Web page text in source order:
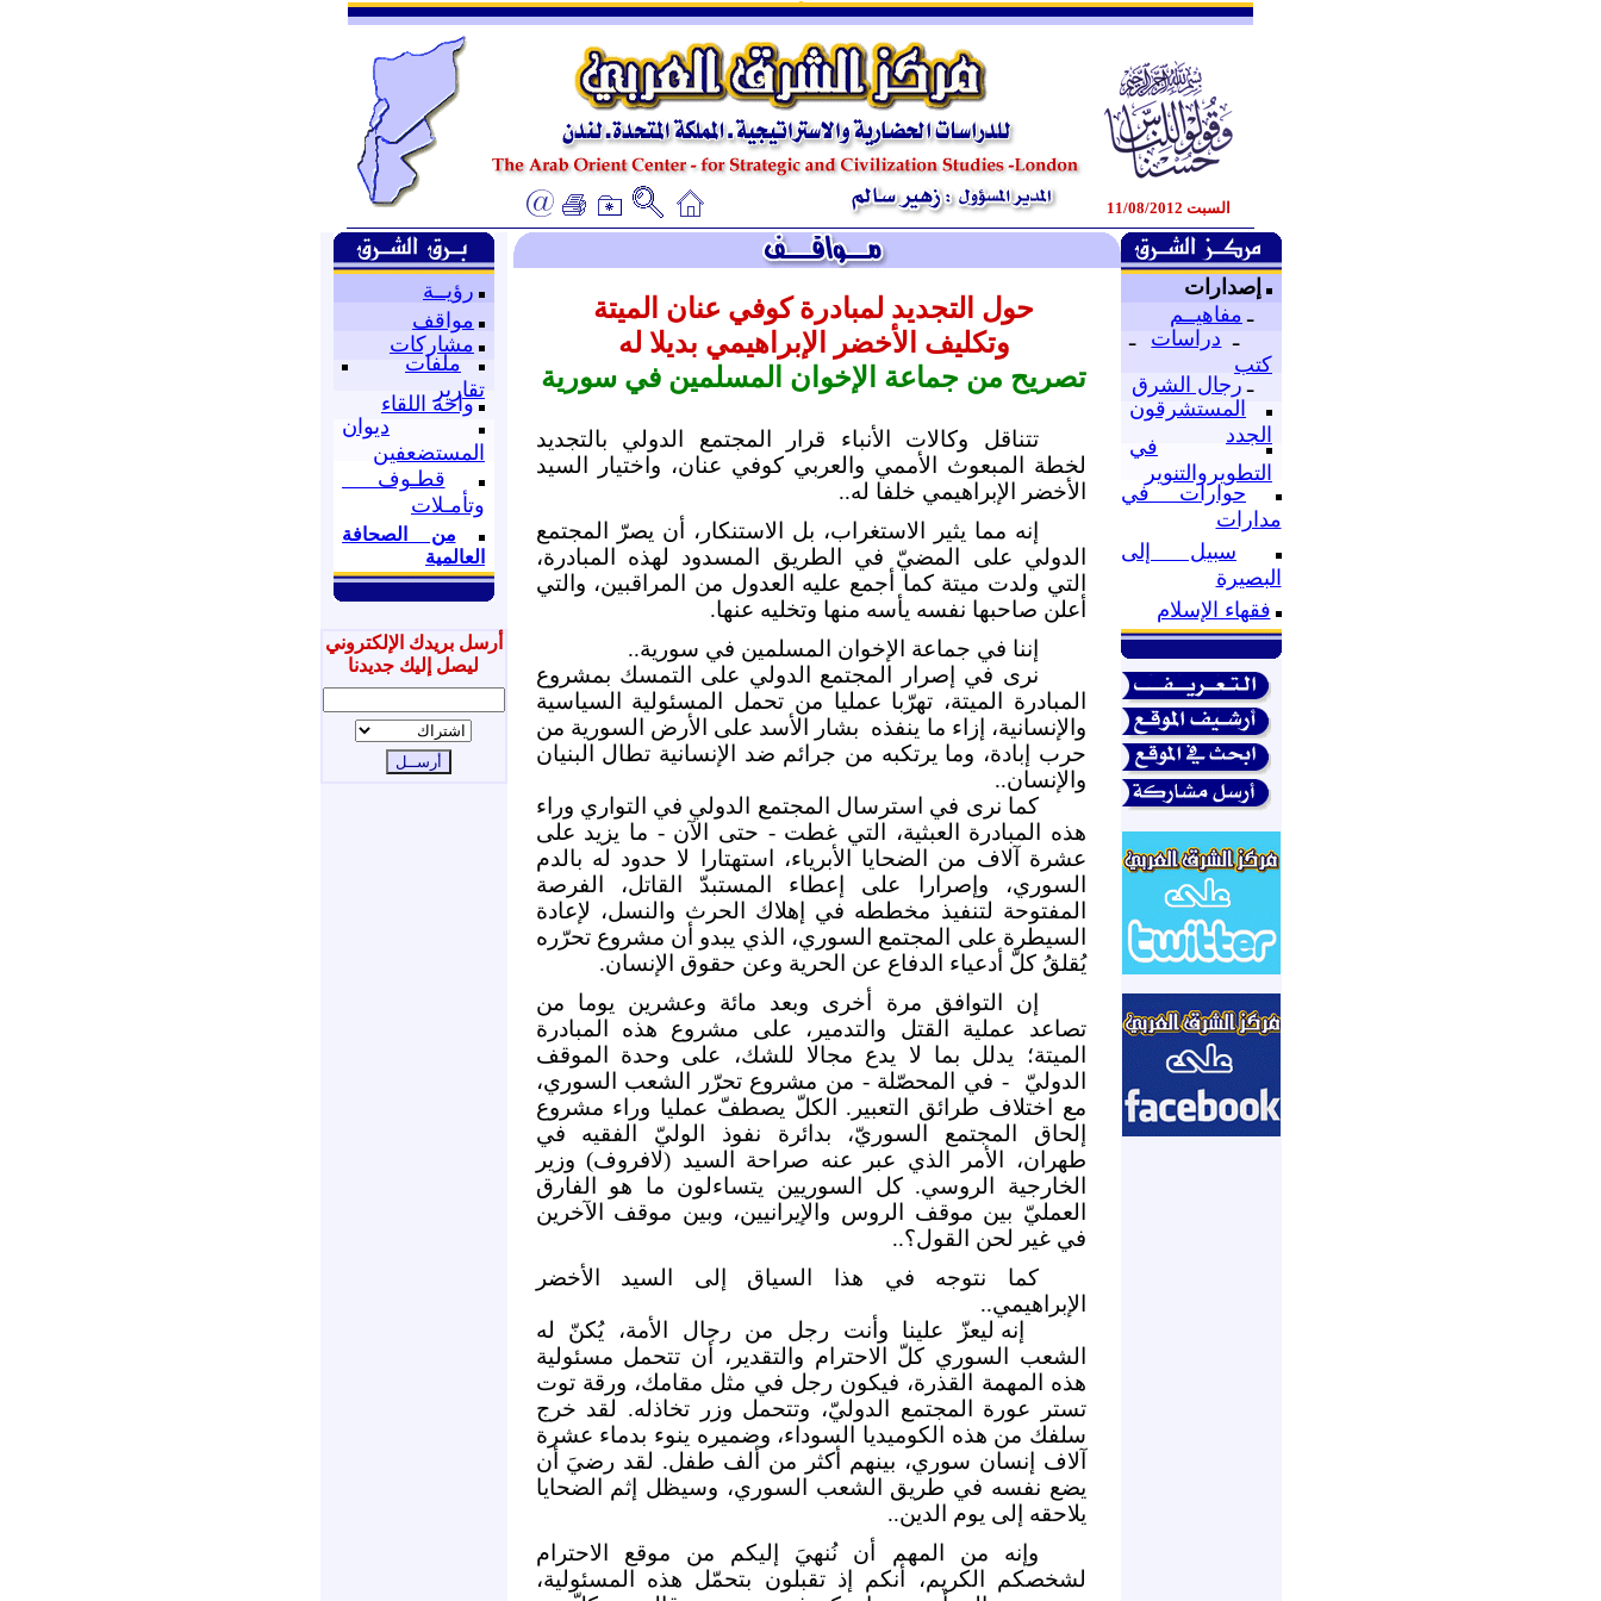
ـ
ـ
السبت 11/08/2012
رؤيــة
مواقف
مشاركات
ملفات
تقارير
واحة اللقاء
ديوان
المستضعفين
قطـوف
وتأمـلات
من الصحافة
العالمية
أرسل بريدك الإلكتروني
ليصل إليك جديدنا
إصدارات
ـ مفاهيــم
ـ دراسات
ـ
كتب
ـ رجال الشرق
المستشرقون
الجدد
في
التطويروالتنوير
حوارات في
مدارات
سبيل إلى
البصيرة
فقهاء الإسلام
حول التجديد لمبادرة كوفي عنان الميتة
وتكليف الأخضر الإبراهيمي بديلا له
تصريح من جماعة الإخوان المسلمين في سورية
تتناقل وكالات الأنباء قرار المجتمع الدولي بالتجديد
لخطة المبعوث الأممي والعربي كوفي عنان، واختيار السيد
الأخضر الإبراهيمي خلفا له..
إنه مما يثير الاستغراب، بل الاستنكار، أن يصرّ المجتمع
الدولي على المضيّ في الطريق المسدود لهذه المبادرة،
التي ولدت ميتة كما أجمع عليه العدول من المراقبين، والتي
أعلن صاحبها نفسه يأسه منها وتخليه عنها.
إننا في جماعة الإخوان المسلمين في سورية..
نرى في إصرار المجتمع الدولي على التمسك بمشروع
المبادرة الميتة، تهرّبا عمليا من تحمل المسئولية السياسية
والإنسانية، إزاء ما ينفذه بشار الأسد على الأرض السورية من
حرب إبادة، وما يرتكبه من جرائم ضد الإنسانية تطال البنيان
والإنسان..
كما نرى في استرسال المجتمع الدولي في التواري وراء
هذه المبادرة العبثية، التي غطت - حتى الآن - ما يزيد على
عشرة آلاف من الضحايا الأبرياء، استهتارا لا حدود له بالدم
السوري، وإصرارا على إعطاء المستبدّ القاتل، الفرصة
المفتوحة لتنفيذ مخططه في إهلاك الحرث والنسل، لإعادة
السيطرة على المجتمع السوري، الذي يبدو أن مشروع تحرّره
يُقلقُ كلّ أدعياء الدفاع عن الحرية وعن حقوق الإنسان.
إن التوافق مرة أخرى وبعد مائة وعشرين يوما من
تصاعد عملية القتل والتدمير، على مشروع هذه المبادرة
الميتة؛ يدلل بما لا يدع مجالا للشك، على وحدة الموقف
الدوليّ
- في المحصّلة - من مشروع تحرّر الشعب السوري،
مع اختلاف طرائق التعبير. الكلّ يصطفّ عمليا وراء مشروع
إلحاق المجتمع السوريّ، بدائرة نفوذ الوليّ الفقيه في
طهران، الأمر الذي عبر عنه صراحة السيد (لافروف) وزير
الخارجية الروسي. كل السوريين يتساءلون ما هو الفارق
العمليّ بين موقف الروس والإيرانيين، وبين موقف الآخرين
في غير لحن القول؟..
كما نتوجه في هذا السياق إلى السيد الأخضر
الإبراهيمي..
إنه ليعزّ علينا وأنت رجل من رجال الأمة، يُكنّ له
الشعب السوري كلّ الاحترام والتقدير، أن تتحمل مسئولية
هذه المهمة القذرة، فيكون رجل في مثل مقامك، ورقة توت
تستر عورة المجتمع الدوليّ، وتتحمل وزر تخاذله. لقد خرج
سلفك من هذه الكوميديا السوداء، وضميره ينوء بدماء عشرة
آلاف إنسان سوري، بينهم أكثر من ألف طفل. لقد رضيَ أن
يضع نفسه في طريق الشعب السوري، وسيظل إثم الضحايا
يلاحقه إلى يوم الدين..
وإنه من المهم أن نُنهيَ إليكم من موقع الاحترام
لشخصكم الكريم، أنكم إذ تقبلون بتحمّل هذه المسئولية،